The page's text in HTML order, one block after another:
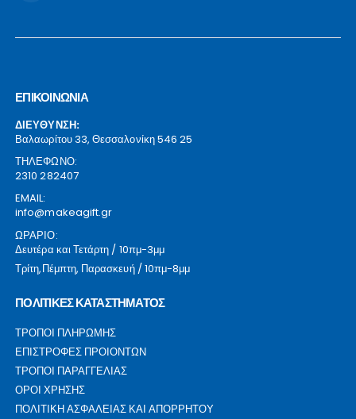
ΕΠΙΚΟΙΝΩΝΙΑ
ΔΙΕΥΘΥΝΣΗ:
Βαλαωρίτου 33, Θεσσαλονίκη 546 25
ΤΗΛΕΦΩΝΟ:
2310 282407
EMAIL:
info@makeagift.gr
ΩΡΑΡΙΟ:
Δευτέρα και Τετάρτη / 10πμ-3μμ
Τρίτη,Πέμπτη, Παρασκευή / 10πμ-8μμ
ΠΟΛΙΤΙΚΕΣ ΚΑΤΑΣΤΗΜΑΤΟΣ
ΤΡΟΠΟΙ ΠΛΗΡΩΜΗΣ
ΕΠΙΣΤΡΟΦΕΣ ΠΡΟΙΟΝΤΩΝ
ΤΡΟΠΟΙ ΠΑΡΑΓΓΕΛΙΑΣ
ΟΡΟΙ ΧΡΗΣΗΣ
ΠΟΛΙΤΙΚΗ ΑΣΦΑΛΕΙΑΣ ΚΑΙ ΑΠΟΡΡΗΤΟΥ